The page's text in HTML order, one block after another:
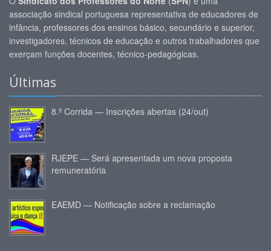
associação sindical portuguesa representativa de educadores de
infância, professores dos ensinos básico, secundário e superior,
investigadores, técnicos de educação e outros trabalhadores que
exerçam funções docentes, técnico-pedagógicas.
Últimas
8.ª Corrida — Inscrições abertas (24/out)
RJEPE — Será apresentada um nova proposta
remuneratória
EAEMD — Notificação sobre a reclamação